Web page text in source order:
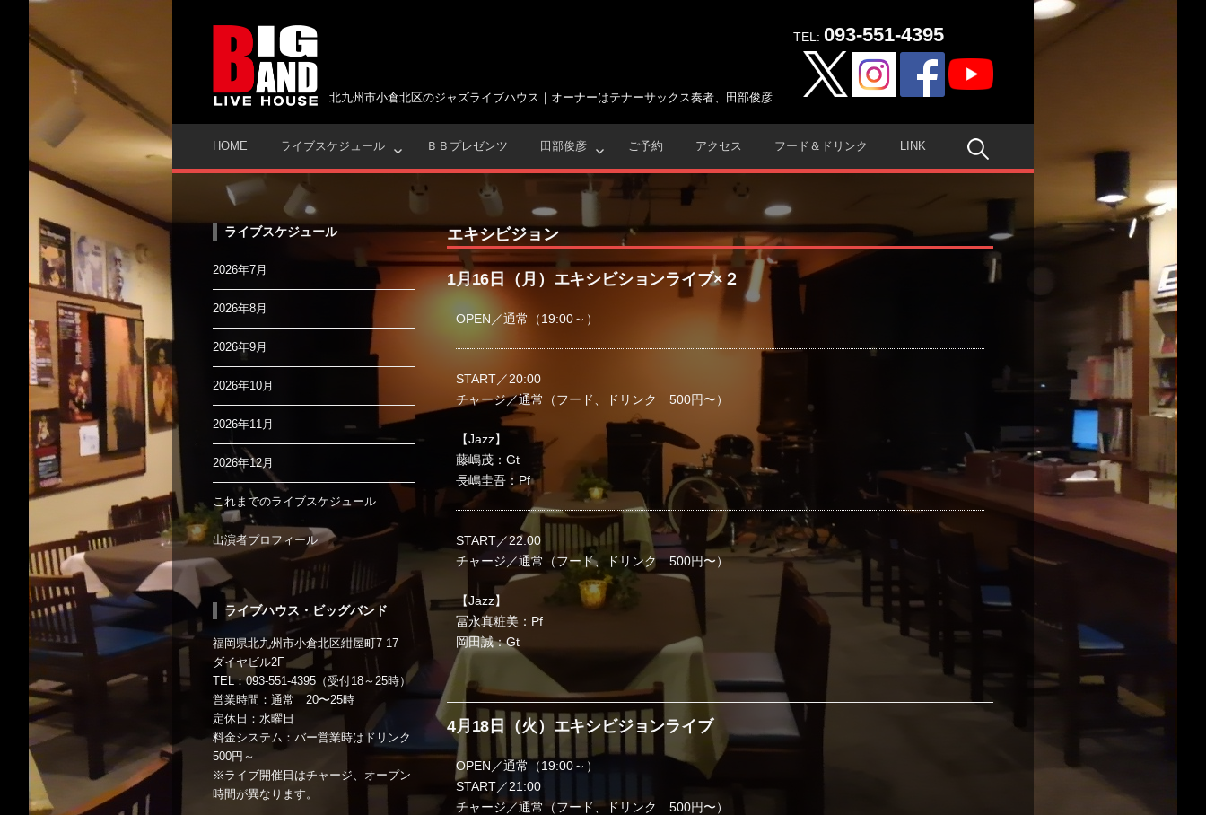
ッ
北九州市小倉北区のジャズライブハウス｜オーナーはテナーサックス奏者、田部俊彦
TEL: 093-551-4395
HOME ライブスケジュール ＢＢプレゼンツ 田部俊彦 ご予約 アクセス フード＆ドリンク LINK 検
エキシビジョン
1月16日（月）エキシビションライブ×２
OPEN／通常（19:00～）
START／20:00
チャージ／通常（フード、ドリンク 500円〜）
【Jazz】
藤嶋茂：Gt
長嶋圭吾：Pf
START／22:00
チャージ／通常（フード、ドリンク 500円〜）
【Jazz】
冨永真粧美：Pf
岡田誠：Gt
4月18日（火）エキシビジョンライブ
OPEN／通常（19:00～）
START／21:00
チャージ／通常（フード、ドリンク 500円〜）
ライブスケジュール
2026年7月
2026年8月
2026年9月
2026年10月
2026年11月
2026年12月
これまでのライブスケジュール
出演者プロフィール
ライブハウス・ビッグバンド
福岡県北九州市小倉北区紺屋町7-17
ダイヤビル2F
TEL：093-551-4395（受付18～25時）
営業時間：通常 20〜25時
定休日：水曜日
料金システム：バー営業時はドリンク
500円～
※ライブ開催日はチャージ、オープン
時間が異なります。